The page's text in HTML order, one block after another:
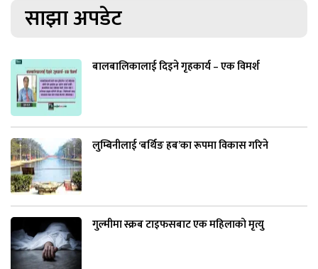
साझा अपडेट
बालबालिकालाई दिइने गृहकार्य – एक विमर्श
लुम्बिनीलाई ‘बर्थिङ हब’का रूपमा विकास गरिने
गुल्मीमा स्क्रब टाइफसबाट एक महिलाको मृत्यु